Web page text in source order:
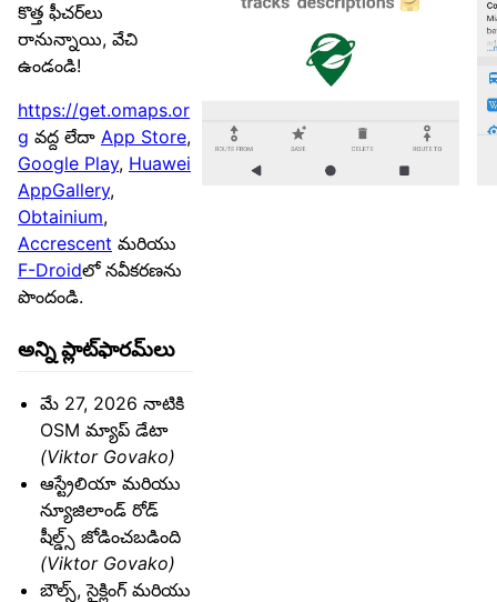
కొత్త ఫీచర్‌లు
రానున్నాయి, వేచి
ఉండండి!
https://get.omaps.or
g వద్ద లేదా App Store,
Google Play, Huawei
AppGallery,
Obtainium,
Accrescent మరియు
F-Droidలో నవీకరణను
పొందండి.
అన్ని ప్లాట్‌ఫారమ్‌లు
మే 27, 2026 నాటికి
OSM మ్యాప్ డేటా
(Viktor Govako)
ఆస్ట్రేలియా మరియు
న్యూజిలాండ్ రోడ్
షీల్డ్స్ జోడించబడింది
(Viktor Govako)
బౌల్స్, సైక్లింగ్ మరియు